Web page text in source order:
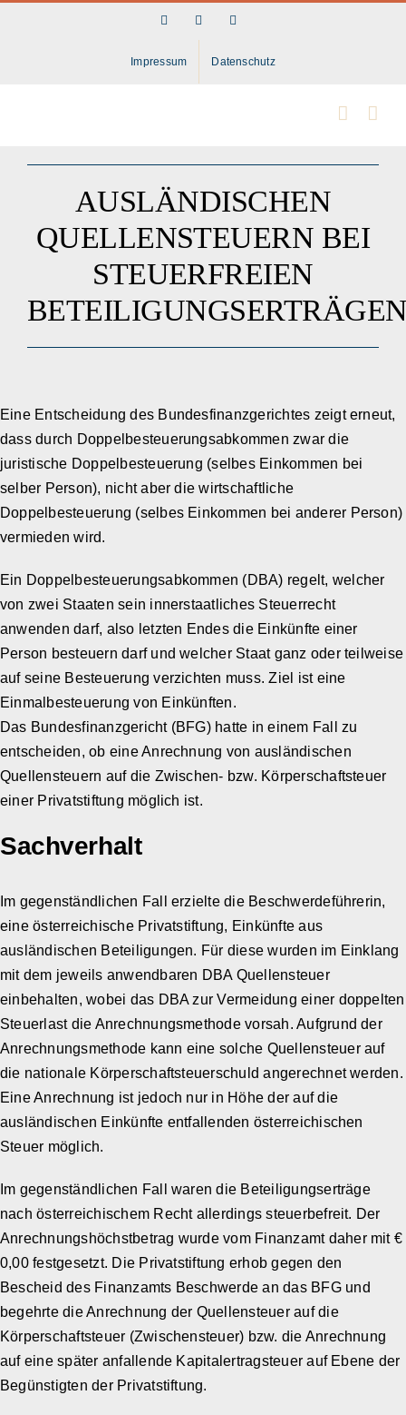
FacebookLinkedIn
Impressum Datenschutz
AUSLÄNDISCHEN
QUELLENSTEUERN BEI
STEUERFREIEN
Eine Entscheidung des Bundesfinanzgerichtes zeigt erneut,
dass durch Doppelbesteuerungsabkommen zwar die
juristische Doppelbesteuerung (selbes Einkommen bei
selber Person), nicht aber die wirtschaftliche
Doppelbesteuerung (selbes Einkommen bei anderer Person)
vermieden wird.
Ein Doppelbesteuerungsabkommen (DBA) regelt, welcher
von zwei Staaten sein innerstaatliches Steuerrecht
anwenden darf, also letzten Endes die Einkünfte einer
Person besteuern darf und welcher Staat ganz oder teilweise
auf seine Besteuerung verzichten muss. Ziel ist eine
Einmalbesteuerung von Einkünften.
Das Bundesfinanzgericht (BFG) hatte in einem Fall zu
entscheiden, ob eine Anrechnung von ausländischen
Quellensteuern auf die Zwischen- bzw. Körperschaftsteuer
einer Privatstiftung möglich ist.
Sachverhalt
Im gegenständlichen Fall erzielte die Beschwerdeführerin,
eine österreichische Privatstiftung, Einkünfte aus
ausländischen Beteiligungen. Für diese wurden im Einklang
mit dem jeweils anwendbaren DBA Quellensteuer
einbehalten, wobei das DBA zur Vermeidung einer doppelten
Steuerlast die Anrechnungsmethode vorsah. Aufgrund der
Anrechnungsmethode kann eine solche Quellensteuer auf
die nationale Körperschaftsteuerschuld angerechnet werden.
Eine Anrechnung ist jedoch nur in Höhe der auf die
ausländischen Einkünfte entfallenden österreichischen
Steuer möglich.
Im gegenständlichen Fall waren die Beteiligungserträge
nach österreichischem Recht allerdings steuerbefreit. Der
Anrechnungshöchstbetrag wurde vom Finanzamt daher mit €
0,00 festgesetzt. Die Privatstiftung erhob gegen den
Bescheid des Finanzamts Beschwerde an das BFG und
begehrte die Anrechnung der Quellensteuer auf die
Körperschaftsteuer (Zwischensteuer) bzw. die Anrechnung
auf eine später anfallende Kapitalertragsteuer auf Ebene der
Begünstigten der Privatstiftung.